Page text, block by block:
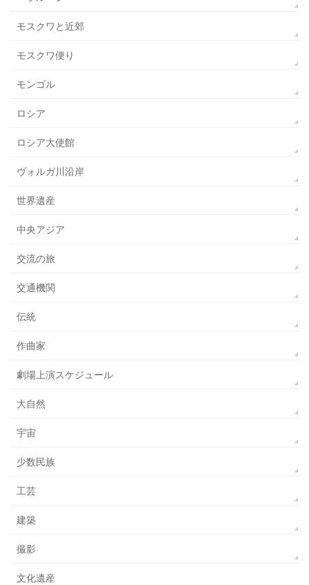
モスクワと近郊
モスクワ便り
モンゴル
ロシア
ロシア大使館
ヴォルガ川沿岸
世界遺産
中央アジア
交流の旅
交通機関
伝統
作曲家
劇場上演スケジュール
大自然
宇宙
少数民族
工芸
建築
撮影
文化遺産